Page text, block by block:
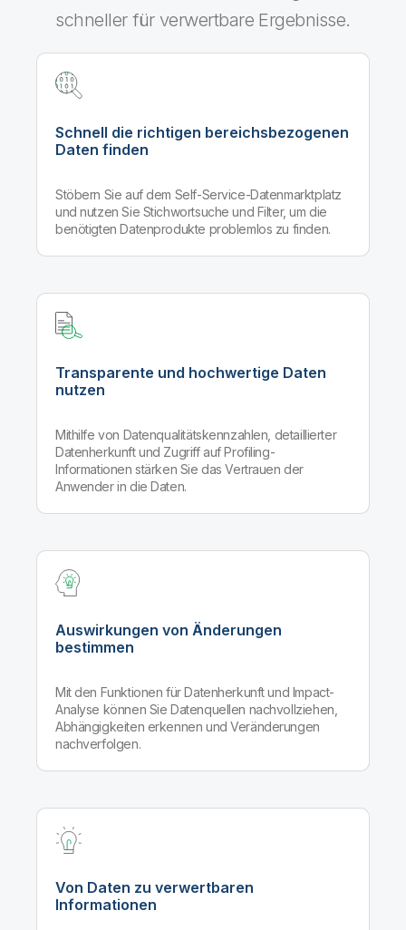
schneller für verwertbare Ergebnisse.
Schnell die richtigen bereichsbezogenen
Daten finden
Stöbern Sie auf dem Self-Service-Datenmarktplatz
und nutzen Sie Stichwortsuche und Filter, um die
benötigten Datenprodukte problemlos zu finden.
Transparente und hochwertige Daten
nutzen
Mithilfe von Datenqualitätskennzahlen, detaillierter
Datenherkunft und Zugriff auf Profiling-
Informationen stärken Sie das Vertrauen der
Anwender in die Daten.
Auswirkungen von Änderungen
bestimmen
Mit den Funktionen für Datenherkunft und Impact-
Analyse können Sie Datenquellen nachvollziehen,
Abhängigkeiten erkennen und Veränderungen
nachverfolgen.
Von Daten zu verwertbaren
Informationen